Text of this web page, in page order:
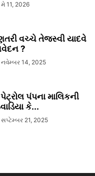
મે 11, 2026
વચ્ચે તેજસ્વી યાદવે
?
નવેમ્બર 14, 2025
પંપના માલિકની
કે...
સપ્ટેમ્બર 21, 2025